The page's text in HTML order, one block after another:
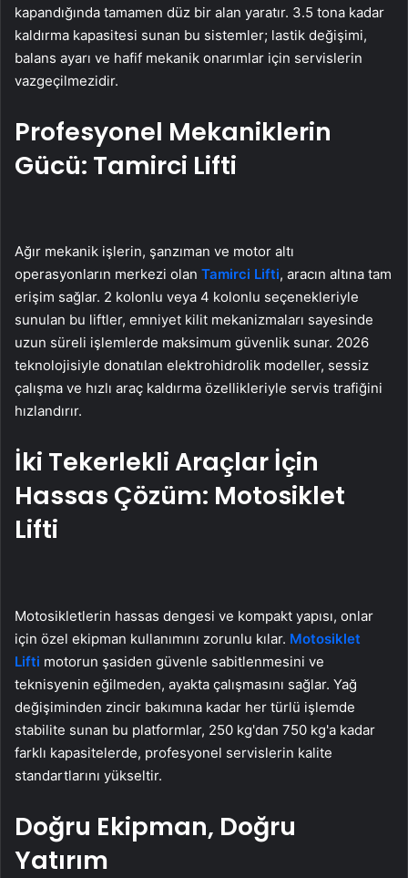
kapandığında tamamen düz bir alan yaratır. 3.5 tona kadar
kaldırma kapasitesi sunan bu sistemler; lastik değişimi,
balans ayarı ve hafif mekanik onarımlar için servislerin
vazgeçilmezidir.
Profesyonel Mekaniklerin
Gücü: Tamirci Lifti
Ağır mekanik işlerin, şanzıman ve motor altı
operasyonların merkezi olan Tamirci Lifti, aracın altına tam
erişim sağlar. 2 kolonlu veya 4 kolonlu seçenekleriyle
sunulan bu liftler, emniyet kilit mekanizmaları sayesinde
uzun süreli işlemlerde maksimum güvenlik sunar. 2026
teknolojisiyle donatılan elektrohidrolik modeller, sessiz
çalışma ve hızlı araç kaldırma özellikleriyle servis trafiğini
hızlandırır.
İki Tekerlekli Araçlar İçin
Hassas Çözüm: Motosiklet
Lifti
Motosikletlerin hassas dengesi ve kompakt yapısı, onlar
için özel ekipman kullanımını zorunlu kılar. Motosiklet
Lifti motorun şasiden güvenle sabitlenmesini ve
teknisyenin eğilmeden, ayakta çalışmasını sağlar. Yağ
değişiminden zincir bakımına kadar her türlü işlemde
stabilite sunan bu platformlar, 250 kg'dan 750 kg'a kadar
farklı kapasitelerde, profesyonel servislerin kalite
standartlarını yükseltir.
Doğru Ekipman, Doğru
Yatırım